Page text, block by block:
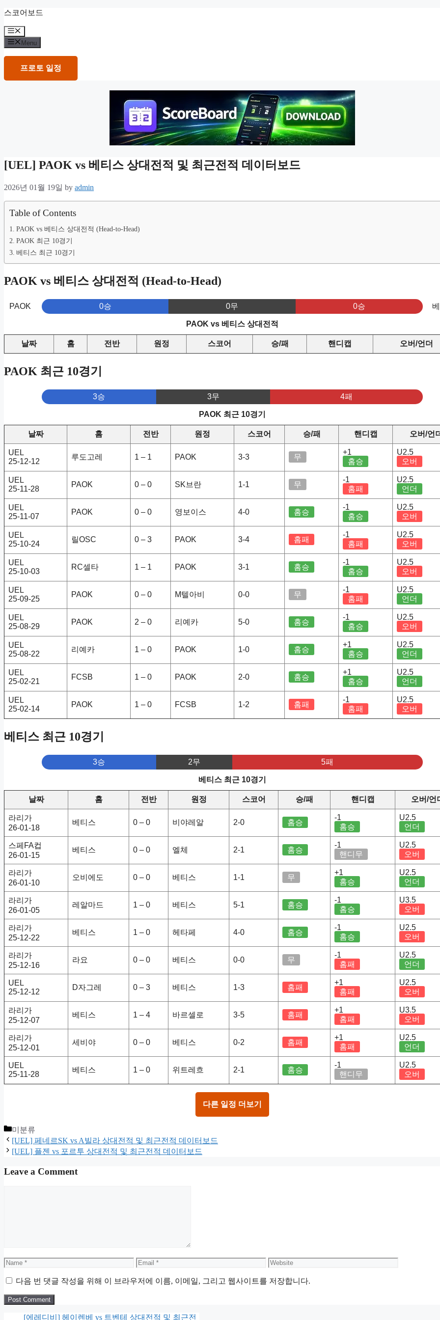
Skip
content
스코어보드
Menu
Menu
프로토 일정
[UEL] PAOK vs 베티스 상대전적 및 최근전적 데이터보드
2026년 01월 19일 by admin
Table of Contents
PAOK vs 베티스 상대전적 (Head-to-Head)
PAOK 최근 10경기
베티스 최근 10경기
PAOK vs 베티스 상대전적 (Head-to-Head)
PAOK 0승 0무 0승
PAOK vs 베티스 상대전적
날짜 홈 전반 원정 스코어 승/패 핸디캡 오버/언더
PAOK 최근 10경기
3승 3무 4패
PAOK 최근 10경기
날짜 홈 전반 원정 스코어 승/패 핸디캡 오버/언
UEL
25-12-12
루도고레 1 – 1 PAOK 3-3 무
+1
홈승
U2.5
오버
UEL
25-11-28
PAOK 0 – 0 SK브란 1-1 무
-1
홈패
U2.5
언더
UEL
25-11-07
PAOK 0 – 0 영보이스 4-0 홈승
-1
홈승
U2.5
오버
UEL
25-10-24
릴OSC 0 – 3 PAOK 3-4 홈패
-1
홈패
U2.5
오버
UEL
25-10-03
RC셀타 1 – 1 PAOK 3-1 홈승
-1
홈승
U2.5
오버
UEL
25-09-25
PAOK 0 – 0 M텔아비 0-0 무
-1
홈패
U2.5
언더
UEL
25-08-29
PAOK 2 – 0 리예카 5-0 홈승
-1
홈승
U2.5
오버
UEL
25-08-22
리예카 1 – 0 PAOK 1-0 홈승
+1
홈승
U2.5
언더
UEL
25-02-21
FCSB 1 – 0 PAOK 2-0 홈승
+1
홈승
U2.5
언더
UEL
25-02-14
PAOK 1 – 0 FCSB 1-2 홈패
-1
홈패
U2.5
오버
베티스 최근 10경기
3승 2무 5패
베티스 최근 10경기
날짜 홈 전반 원정 스코어 승/패 핸디캡 오버/언
라리가
26-01-18
베티스 0 – 0 비야레알 2-0 홈승
-1
홈승
U2.5
언더
스페FA컵
26-01-15
베티스 0 – 0 엘체 2-1 홈승
-1
핸디무
U2.5
오버
라리가
26-01-10
오비에도 0 – 0 베티스 1-1 무
+1
홈승
U2.5
언더
라리가
26-01-05
레알마드 1 – 0 베티스 5-1 홈승
-1
홈승
U3.5
오버
라리가
25-12-22
베티스 1 – 0 헤타페 4-0 홈승
-1
홈승
U2.5
오버
라리가
25-12-16
라요 0 – 0 베티스 0-0 무
-1
홈패
U2.5
언더
UEL
25-12-12
D자그레 0 – 3 베티스 1-3 홈패
+1
홈패
U2.5
오버
라리가
25-12-07
베티스 1 – 4 바르셀로 3-5 홈패
+1
홈패
U3.5
오버
라리가
25-12-01
세비야 0 – 0 베티스 0-2 홈패
+1
홈패
U2.5
언더
UEL
25-11-28
베티스 1 – 0 위트레흐 2-1 홈승
-1
핸디무
U2.5
오버
다른 일정 더보기
Categories
미분류
[UEL] 페네르SK vs A빌라 상대전적 및 최근전적 데이터보드
[UEL] 플젠 vs 포르투 상대전적 및 최근전적 데이터보드
Leave a Comment
Name Email Website
다음 번 댓글 작성을 위해 이 브라우저에 이름, 이메일, 그리고 웹사이트를 저장합니다.
[에레디비] 헤이렌베 vs 트벤테 상대전적 및 최근전